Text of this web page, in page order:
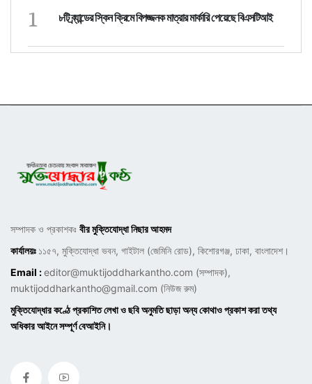
1 ৮টি ব্র্যান্ডের স্কিন ক্রিমে বিপজ্জনক মাত্রার মার্কারি পেয়েছে বিএসটিআই
সম্পাদক ও প্রকাশকঃ বীর মুক্তিযোদ্ধা নিছার আহমদ
কার্যালয়ঃ ১১৫৭, মুক্তিযোদ্ধা ভবন, গাইটাল (জেমিনি রোড), কিশোরগঞ্জ, ঢাকা, বাংলাদেশ।
Email :editor@muktijoddharkantho.com (সম্পাদক),
muktijoddharkantho@gmail.com (নিউজ রুম)
মুক্তিযোদ্ধার কণ্ঠে প্রকাশিত লেখা ও ছবি অনুমতি ছাড়া অন্য কোথাও প্রকাশ করা তথ্য
অধিকার আইনে সম্পূর্ণ বেআইনি।